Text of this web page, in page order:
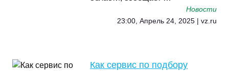
Новости
23:00, Апрель 24, 2025 | vz.ru
Как сервис по подбору